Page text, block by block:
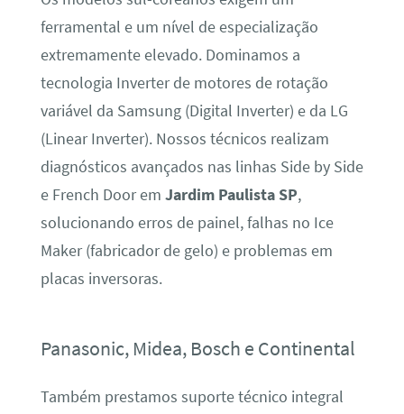
ferramental e um nível de especialização
extremamente elevado. Dominamos a
tecnologia Inverter de motores de rotação
variável da Samsung (Digital Inverter) e da LG
(Linear Inverter). Nossos técnicos realizam
diagnósticos avançados nas linhas Side by Side
e French Door em Jardim Paulista SP,
solucionando erros de painel, falhas no Ice
Maker (fabricador de gelo) e problemas em
placas inversoras.
Panasonic, Midea, Bosch e Continental
Também prestamos suporte técnico integral